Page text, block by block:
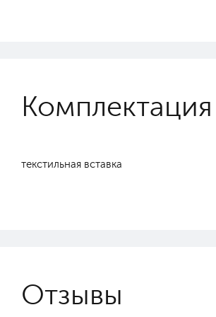
Комплектация
текстильная вставка
Отзывы